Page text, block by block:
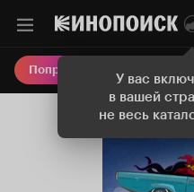
У вас
в вашей
не весь
Попробовать Плюс